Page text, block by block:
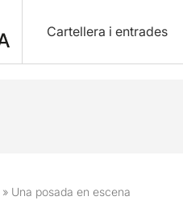
Cartellera i entrades
» Una posada en escena